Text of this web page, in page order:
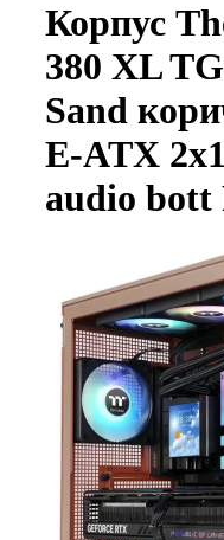
Корпус
380 XL
Sand
E-ATX
audio bott